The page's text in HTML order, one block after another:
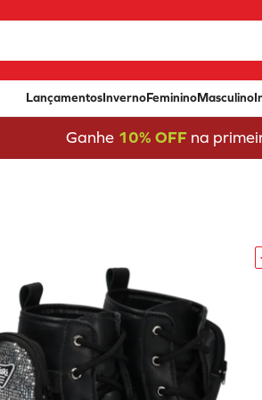
LançamentosInvernoFemininoMasculino
Ganhe 10% OFFna